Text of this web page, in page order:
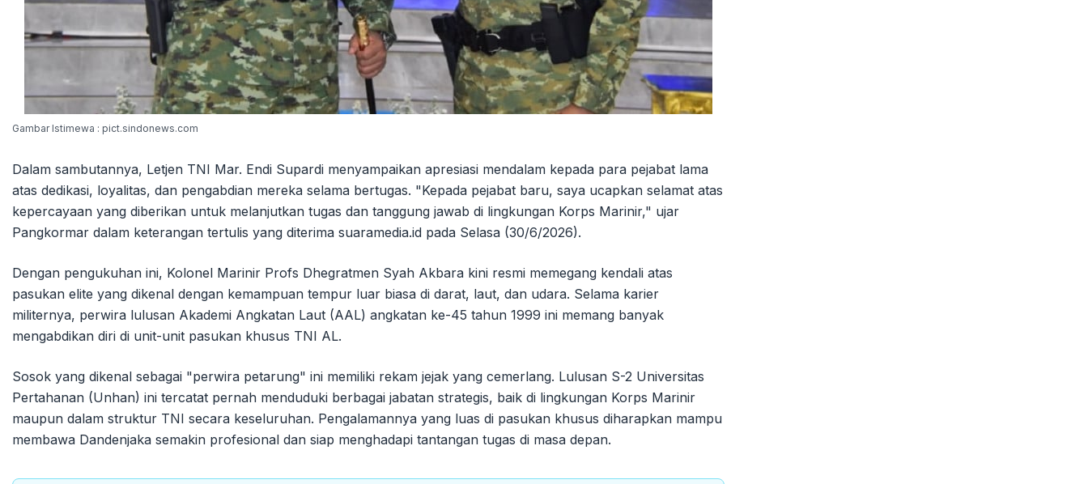
Gambar Istimewa : pict.sindonews.com
Dalam sambutannya, Letjen TNI Mar. Endi Supardi menyampaikan apresiasi mendalam kepada para pejabat lama
atas dedikasi, loyalitas, dan pengabdian mereka selama bertugas. "Kepada pejabat baru, saya ucapkan selamat atas
kepercayaan yang diberikan untuk melanjutkan tugas dan tanggung jawab di lingkungan Korps Marinir," ujar
Pangkormar dalam keterangan tertulis yang diterima suaramedia.id pada Selasa (30/6/2026).
Dengan pengukuhan ini, Kolonel Marinir Profs Dhegratmen Syah Akbara kini resmi memegang kendali atas
pasukan elite yang dikenal dengan kemampuan tempur luar biasa di darat, laut, dan udara. Selama karier
militernya, perwira lulusan Akademi Angkatan Laut (AAL) angkatan ke-45 tahun 1999 ini memang banyak
mengabdikan diri di unit-unit pasukan khusus TNI AL.
Sosok yang dikenal sebagai "perwira petarung" ini memiliki rekam jejak yang cemerlang. Lulusan S-2 Universitas
Pertahanan (Unhan) ini tercatat pernah menduduki berbagai jabatan strategis, baik di lingkungan Korps Marinir
maupun dalam struktur TNI secara keseluruhan. Pengalamannya yang luas di pasukan khusus diharapkan mampu
membawa Dandenjaka semakin profesional dan siap menghadapi tantangan tugas di masa depan.